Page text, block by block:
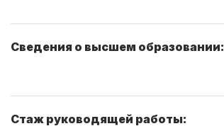
Сведения о высшем образовании:
Стаж руководящей работы: